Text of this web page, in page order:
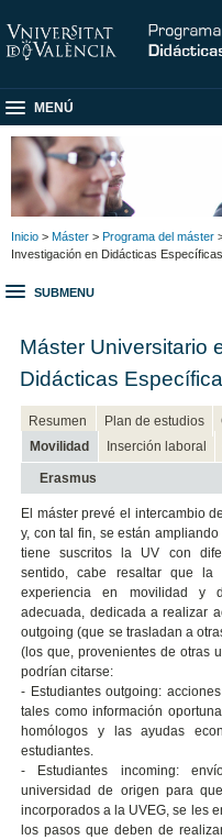
MENÚ
Inicio > Máster > Programa del máster
Investigación en Didácticas Específicas
SUBMENU
Máster Universitario
Didácticas
Resumen Plan de estudios
Movilidad
Inserción laboral
Erasmus
El máster prevé el intercambio
y, con tal fin, se están
tiene suscritos la UV con
sentido, cabe resaltar que la
experiencia en movilidad y
adecuada, dedicada a realizar
outgoing (que se trasladan a
(los que, provenientes de otras
podrían citarse:
- Estudiantes outgoing:
tales como información
homólogos y las ayudas
estudiantes.
- Estudiantes incoming:
universidad de origen para
incorporados a la UVEG, se les
los pasos que deben de